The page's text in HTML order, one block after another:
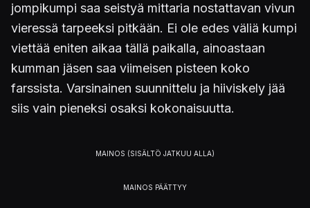
jompikumpi saa seistyä mittaria nostattavan vivun
vieressä tarpeeksi pitkään. Ei ole edes väliä kumpi
viettää eniten aikaa tällä paikalla, ainoastaan
kumman jäsen saa viimeisen pisteen koko
farssista. Varsinainen suunnittelu ja hiiviskely jää
siis vain pieneksi osaksi kokonaisuutta.